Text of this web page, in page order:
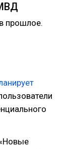
прошлое.